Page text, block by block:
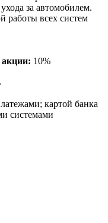
за автомобилем.
работы всех систем
акции: 10%
картой банка
системами